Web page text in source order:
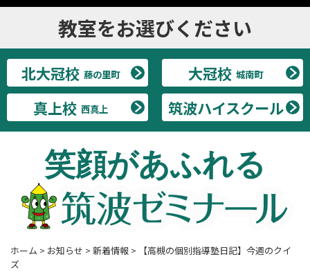
教室をお選びください
北大冠校 藤の里町 大冠校 城南町
真上校 西真上 筑波ハイスクール
笑顔があふれる
ホーム > お知らせ > 新着情報 >
【高槻の個別指導塾日記】今週のクイ
ズ